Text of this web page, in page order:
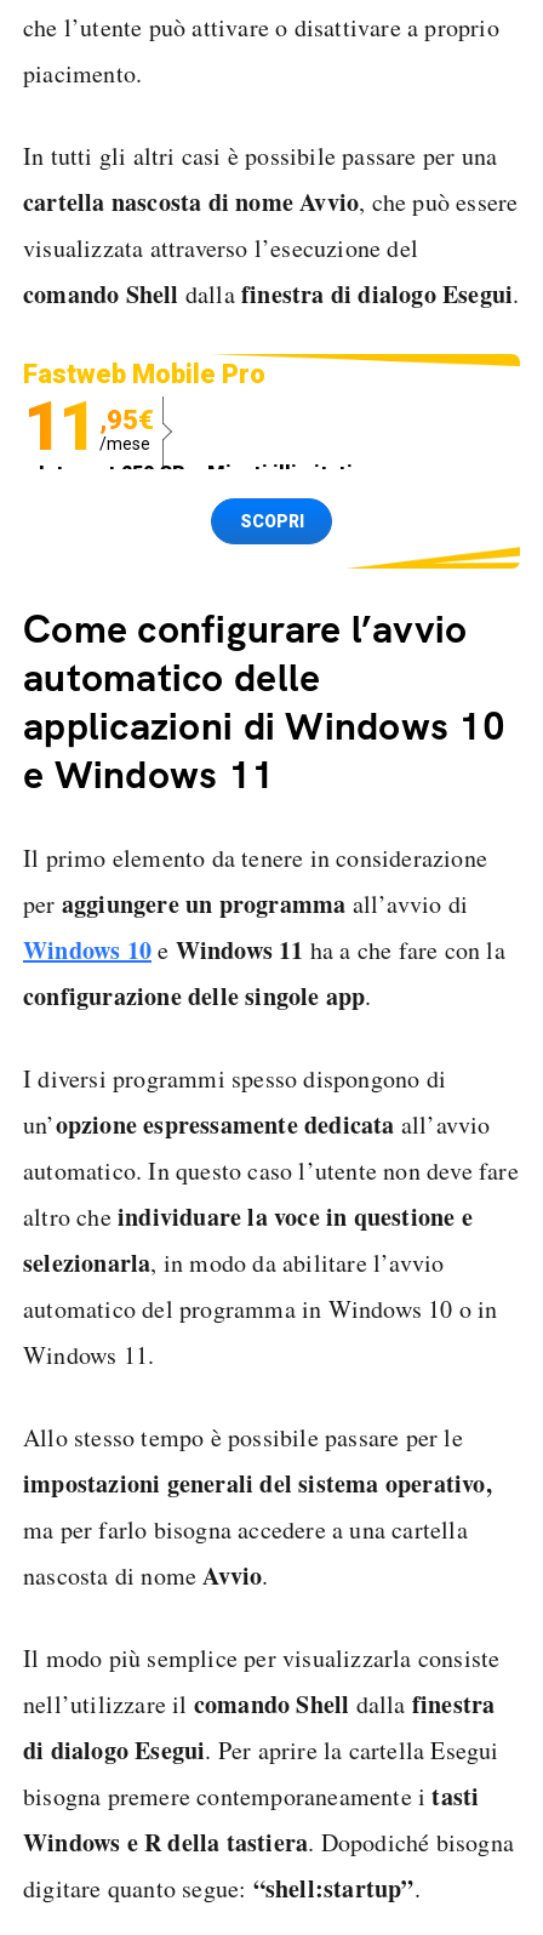
che l’utente può attivare o disattivare a proprio
piacimento.
In tutti gli altri casi è possibile passare per una
cartella nascosta di nome Avvio, che può essere
visualizzata attraverso l’esecuzione del
comando Shell dallafinestra di dialogo Esegui.
Fastweb Mobile Pro
11 ,95€
/mese
Internet 250 GB e Minuti illimitati
Spedizione SIM GRATISSCOPRI
Come configurare l’avvio
automatico delle
applicazioni di Windows 10
e Windows 11
Il primo elemento da tenere in considerazione
per aggiungere un programma all’avvio di
Windows 10e Windows 11 ha a che fare con la
configurazione delle singole app.
I diversi programmi spesso dispongono di
un’opzione espressamente dedicata all’avvio
automatico. In questo caso l’utente non deve fare
altro cheindividuare la voce in questione e
selezionarla, in modo da abilitare l’avvio
automatico del programma in Windows 10 o in
Windows 11.
Allo stesso tempo è possibile passare per le
impostazioni generali del sistema operativo,
ma per farlo bisogna accedere a una cartella
nascosta di nomeAvvio.
Il modo più semplice per visualizzarla consiste
nell’utilizzare il comando Shell dalla finestra
di dialogo Esegui. Per aprire la cartella Esegui
bisogna premere contemporaneamente itasti
Windows e R della tastiera. Dopodiché bisogna
digitare quanto segue: “shell:startup”.